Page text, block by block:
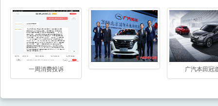
一周消费投诉 广汽本田冠